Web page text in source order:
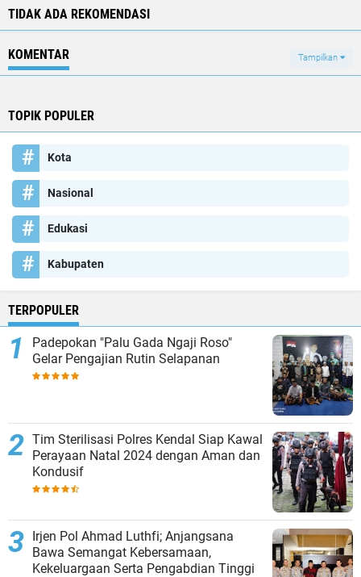
TIDAK ADA REKOMENDASI
KOMENTAR Tampilkan
TOPIK POPULER
Kota
Nasional
Edukasi
Kabupaten
TERPOPULER
Padepokan "Palu Gada Ngaji Roso"
Gelar Pengajian Rutin Selapanan
Tim Sterilisasi Polres Kendal Siap Kawal
Perayaan Natal 2024 dengan Aman dan
Kondusif
Irjen Pol Ahmad Luthfi; Anjangsana
Bawa Semangat Kebersamaan,
Kekeluargaan Serta Pengabdian Tinggi